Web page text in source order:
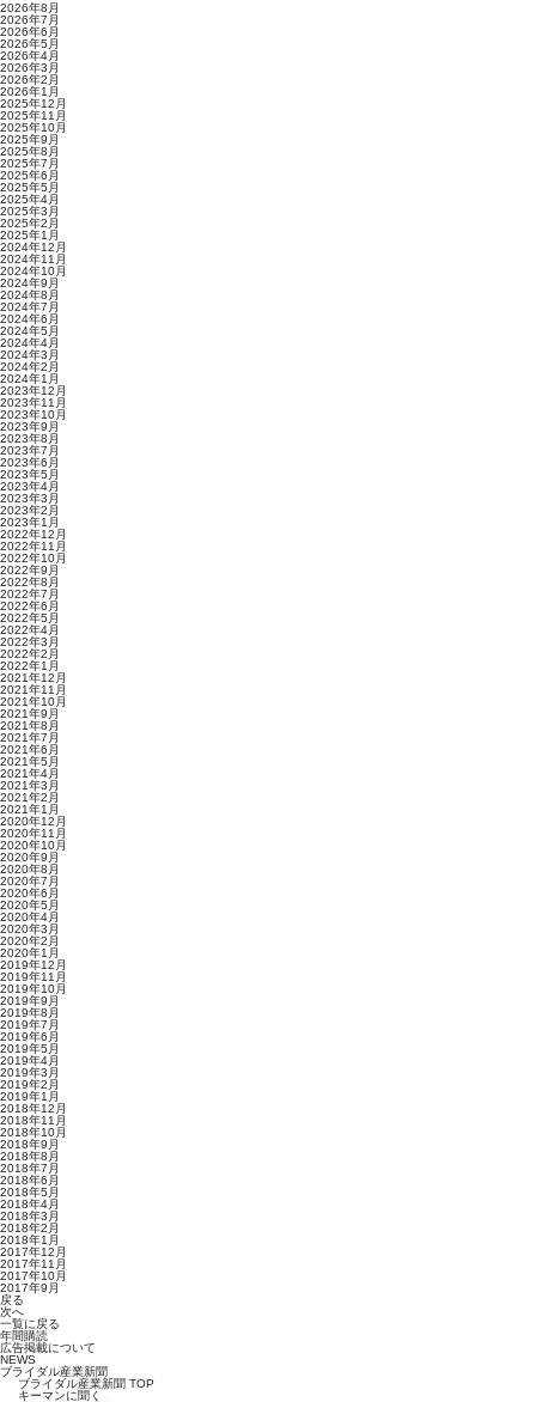
2026年8月
2026年7月
2026年6月
2026年5月
2026年4月
2026年3月
2026年2月
2026年1月
2025年12月
2025年11月
2025年10月
2025年9月
2025年8月
2025年7月
2025年6月
2025年5月
2025年4月
2025年3月
2025年2月
2025年1月
2024年12月
2024年11月
2024年10月
2024年9月
2024年8月
2024年7月
2024年6月
2024年5月
2024年4月
2024年3月
2024年2月
2024年1月
2023年12月
2023年11月
2023年10月
2023年9月
2023年8月
2023年7月
2023年6月
2023年5月
2023年4月
2023年3月
2023年2月
2023年1月
2022年12月
2022年11月
2022年10月
2022年9月
2022年8月
2022年7月
2022年6月
2022年5月
2022年4月
2022年3月
2022年2月
2022年1月
2021年12月
2021年11月
2021年10月
2021年9月
2021年8月
2021年7月
2021年6月
2021年5月
2021年4月
2021年3月
2021年2月
2021年1月
2020年12月
2020年11月
2020年10月
2020年9月
2020年8月
2020年7月
2020年6月
2020年5月
2020年4月
2020年3月
2020年2月
2020年1月
2019年12月
2019年11月
2019年10月
2019年9月
2019年8月
2019年7月
2019年6月
2019年5月
2019年4月
2019年3月
2019年2月
2019年1月
2018年12月
2018年11月
2018年10月
2018年9月
2018年8月
2018年7月
2018年6月
2018年5月
2018年4月
2018年3月
2018年2月
2018年1月
2017年12月
2017年11月
2017年10月
2017年9月
戻る
次へ
一覧に戻る
年間購読
広告掲載について
NEWS
ブライダル産業新聞
ブライダル産業新聞 TOP
キーマンに聞く